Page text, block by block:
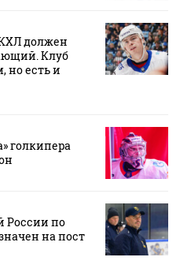
должен
Клуб
но есть и
голкипера
России по
на пост